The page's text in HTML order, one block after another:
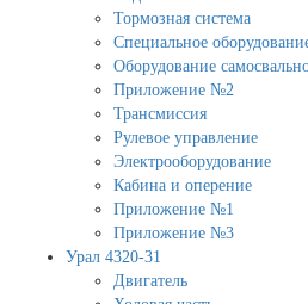
Тормозная система
Специальное
Оборудование
Приложение №2
Трансмиссия
Рулевое управление
Электрооборудование
Кабина и оперение
Приложение №1
Приложение №3
Урал 4320-31
Двигатель